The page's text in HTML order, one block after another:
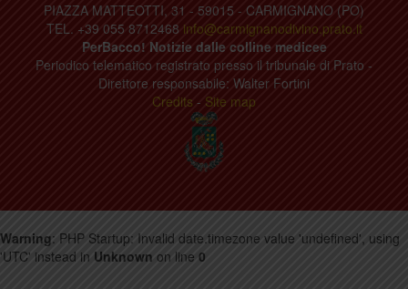
PIAZZA MATTEOTTI, 31 - 59015 - CARMIGNANO (PO)
TEL. +39 055 8712468 info@carmignanodivino.prato.it
PerBacco! Notizie dalle colline medicee
Periodico telematico registrato presso il tribunale di Prato -
Direttore responsabile: Walter Fortini
Credits - Site map
Warning: PHP Startup: Invalid date.timezone value 'undefined', using
'UTC' instead in Unknown on line 0